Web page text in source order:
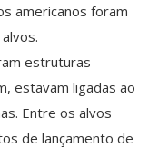
americanos foram
estruturas
estavam ligadas ao
Entre os alvos
de lançamento de